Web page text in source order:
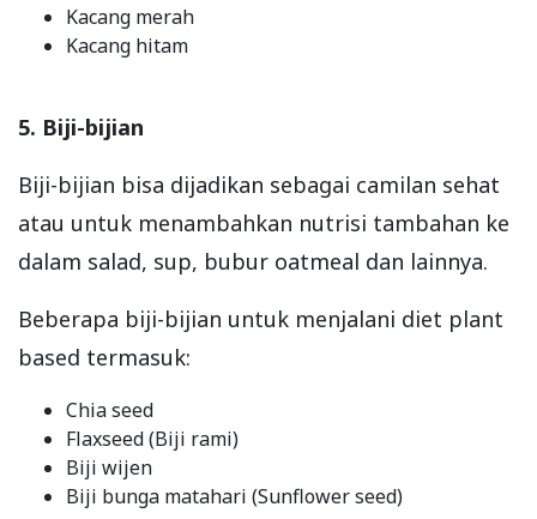
Kacang merah
Kacang hitam
5. Biji-bijian
Biji-bijian bisa dijadikan sebagai camilan sehat
atau untuk menambahkan nutrisi tambahan ke
dalam salad, sup, bubur oatmeal dan lainnya.
Beberapa biji-bijian untuk menjalani diet plant
based termasuk:
Chia seed
Flaxseed (Biji rami)
Biji wijen
Biji bunga matahari (Sunflower seed)